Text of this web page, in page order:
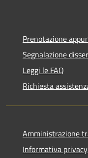
Prenotazione
Segnalazione
Leggi le FAQ
Richiesta
Amministrazione
Informativa privacy